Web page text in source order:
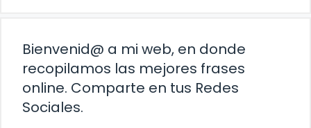
Bienvenid@ a mi web, en donde
recopilamos las mejores frases
online. Comparte en tus Redes
Sociales.